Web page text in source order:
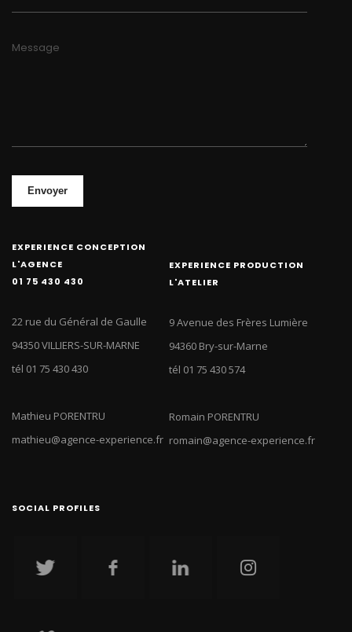
Message
Envoyer
EXPERIENCE CONCEPTION
L'AGENCE
01 75 430 430
22 rue du Général de Gaulle
94350 VILLIERS-SUR-MARNE
tél 01 75 430 430
Mathieu PORENTRU
mathieu@agence-experience.fr
EXPERIENCE PRODUCTION
L'ATELIER
9 Avenue des Frères Lumière
94360 Bry-sur-Marne
tél 01 75 430 574
Romain PORENTRU
romain@agence-experience.fr
SOCIAL PROFILES